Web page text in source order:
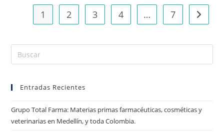
1 2 3 4 … 7
Entradas Recientes
Grupo Total Farma: Materias primas farmacéuticas, cosméticas y
veterinarias en Medellín, y toda Colombia.